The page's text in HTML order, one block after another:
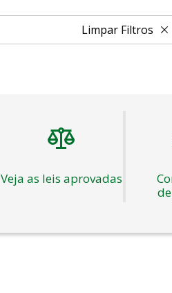
Limpar Filtros
Veja as leis aprovadas